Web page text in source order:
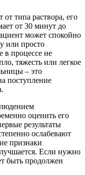
типа раствора, его
от 30 минут до
может спокойно
или просто
в процессе не
тяжесть или легкое
– это
поступление
оценить его
результаты
ослабевают
признаки
Если нужно
быть продолжен